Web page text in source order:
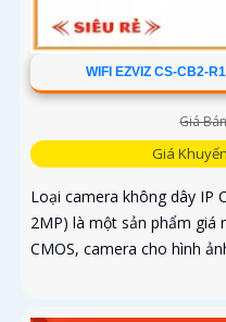
WIFI EZVIZ CS-CB2-
Giá
Giá
Loại camera không dây IP
2MP) là một sản phẩm giá
CMOS, camera cho hình